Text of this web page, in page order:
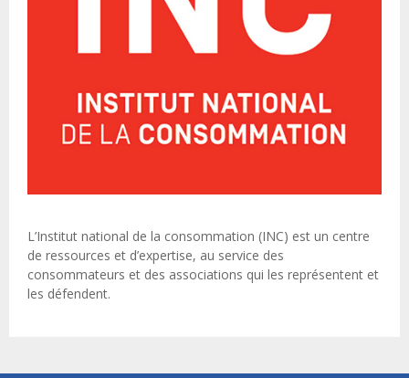
L’Institut national de la consommation (INC) est un centre
de ressources et d’expertise, au service des
consommateurs et des associations qui les représentent et
les défendent.